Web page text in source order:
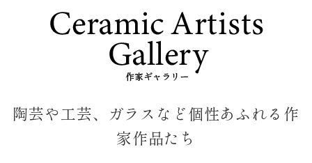
陶芸や工芸、ガラスなど個性あふれる作
家作品たち